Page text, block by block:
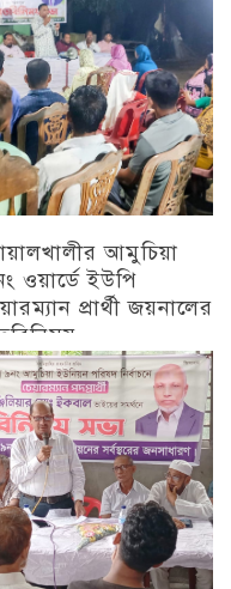
আমুচিয়া
ওয়ার্ডে ইউপি
প্রার্থী জয়নালের
চট্টগ্রাম